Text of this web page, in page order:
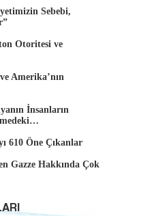
Sebebi,
Otoritesi ve
Amerika’nın
İnsanların
610 Öne Çıkanlar
Gazze Hakkında Çok